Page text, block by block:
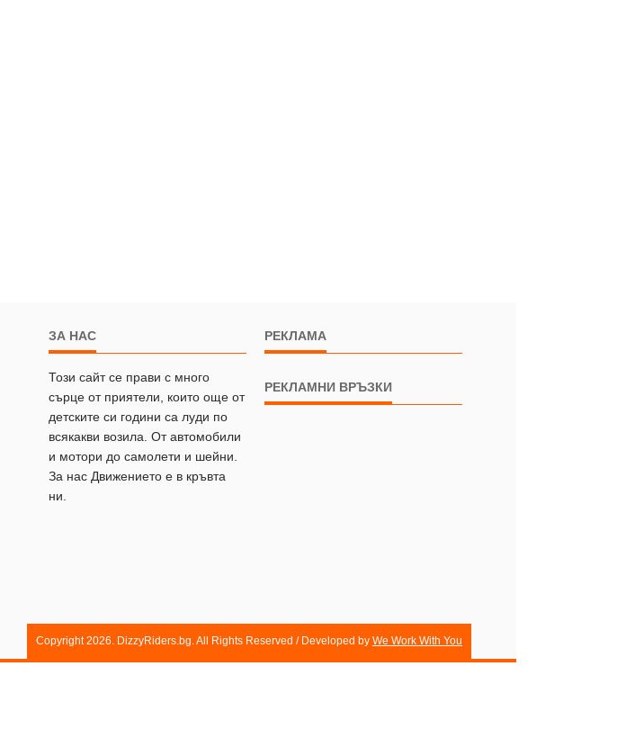
ЗА НАС
Този сайт се прави с много
сърце от приятели, които още от
детските си години са луди по
всякакви возила. От автомобили
и мотори до самолети и шейни.
За нас Движението е в кръвта
ни.
РЕКЛАМА
РЕКЛАМНИ ВРЪЗКИ
Copyright 2026. DizzyRiders.bg. All Rights Reserved / Developed by We Work With You